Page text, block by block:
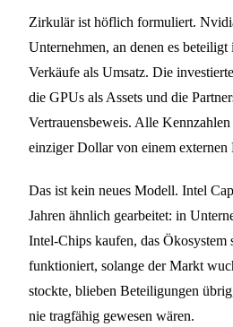
Zirkulär ist höflich formuliert.
Unternehmen, an denen es beteiligt
Verkäufe als Umsatz. Die
die GPUs als Assets und die
Vertrauensbeweis. Alle Kennzahlen
einziger Dollar von einem externen
Das ist kein neues Modell. Intel
Jahren ähnlich gearbeitet: in
Intel-Chips kaufen, das Ökosystem
funktioniert, solange der Markt
stockte, blieben Beteiligungen
nie tragfähig gewesen wären.